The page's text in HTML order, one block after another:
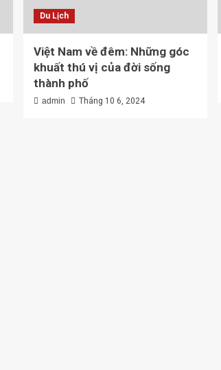
Du Lịch
Việt Nam về đêm: Những góc
khuất thú vị của đời sống
thành phố
admin Tháng 10 6, 2024